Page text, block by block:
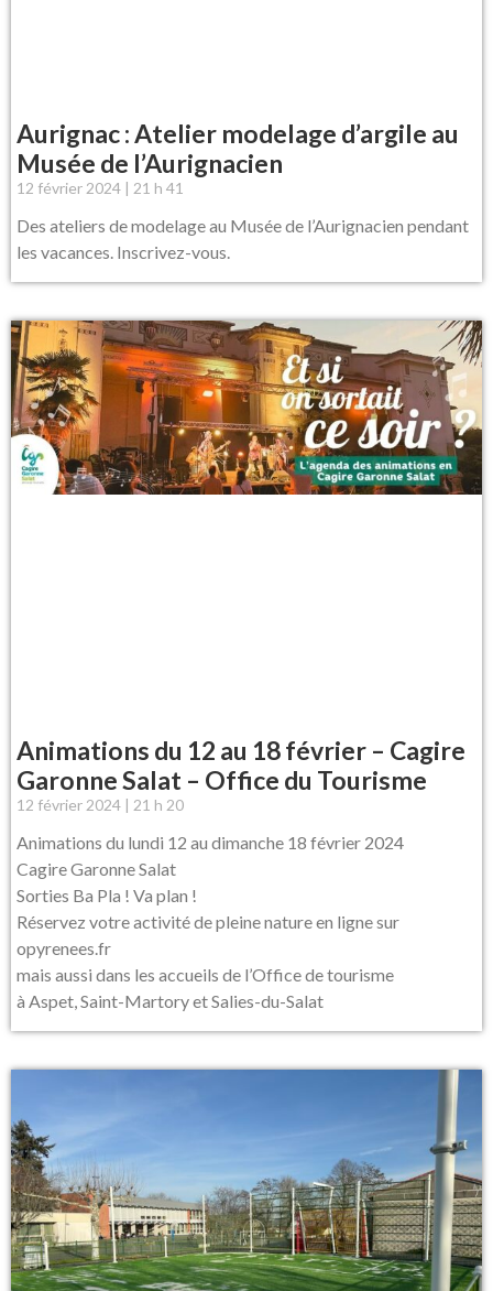
Aurignac : Atelier modelage d’argile au
Musée de l’Aurignacien
12 février 2024 21 h 41
Des ateliers de modelage au Musée de l’Aurignacien pendant
les vacances. Inscrivez-vous.
Animations du 12 au 18 février – Cagire
Garonne Salat – Office du Tourisme
12 février 2024 21 h 20
Animations du lundi 12 au dimanche 18 février 2024
Cagire Garonne Salat
Sorties Ba Pla ! Va plan !
Réservez votre activité de pleine nature en ligne sur
opyrenees.fr
mais aussi dans les accueils de l’Office de tourisme
à Aspet, Saint-Martory et Salies-du-Salat